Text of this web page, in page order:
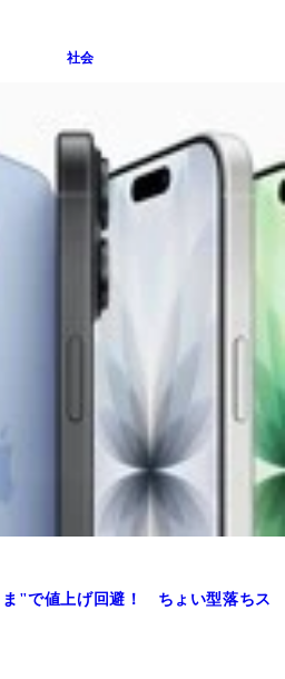
社会
"で値上げ回避！ ちょい型落ちス